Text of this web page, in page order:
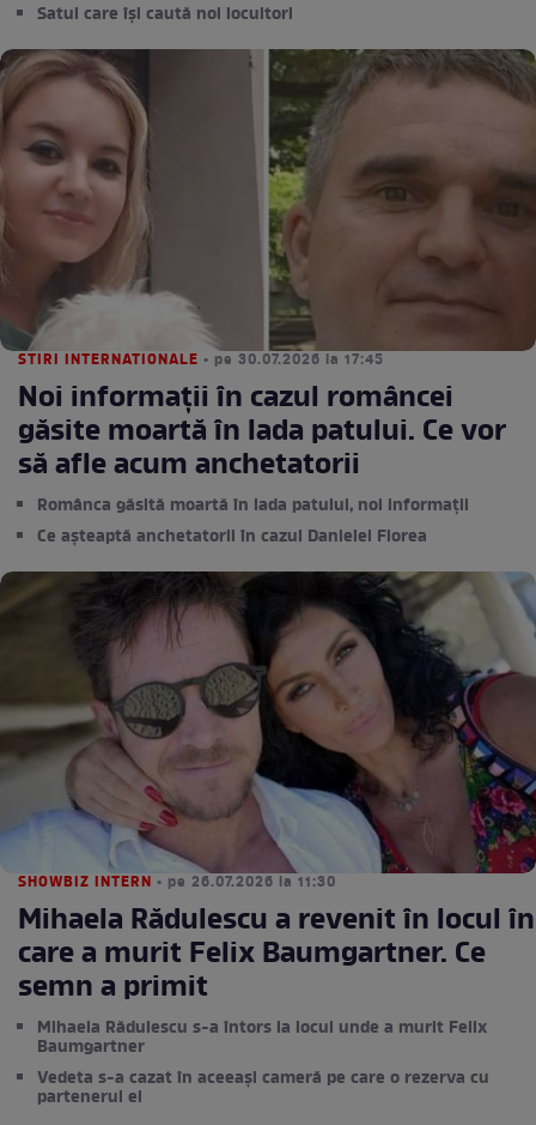
Satul care își caută noi locuitori
STIRI INTERNATIONALE • pe 30.07.2026 la 17:45
Noi informații în cazul româncei
găsite moartă în lada patului. Ce vor
să afle acum anchetatorii
Românca găsită moartă în lada patului, noi informații
Ce așteaptă anchetatorii în cazul Danielei Florea
SHOWBIZ INTERN • pe 26.07.2026 la 11:30
Mihaela Rădulescu a revenit în locul în
care a murit Felix Baumgartner. Ce
semn a primit
Mihaela Rădulescu s-a întors la locul unde a murit Felix
Baumgartner
Vedeta s-a cazat în aceeași cameră pe care o rezerva cu
partenerul ei